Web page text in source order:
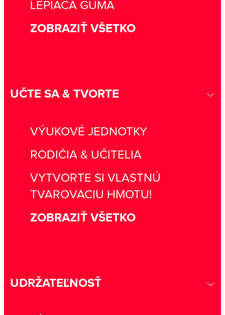
LEPIACA GUMA
ZOBRAZIŤ VŠETKO
UČTE SA & TVORTE
VÝUKOVÉ JEDNOTKY
RODIČIA & UČITELIA
VYTVORTE SI VLASTNÚ
TVAROVACIU HMOTU!
ZOBRAZIŤ VŠETKO
UDRŽATEĽNOSŤ